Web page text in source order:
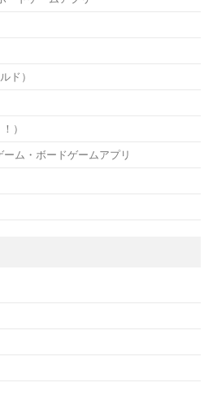
ド）
）
ム・ボードゲームアプリ